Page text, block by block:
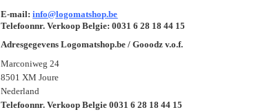
E-mail:info@logomatshop.be
Telefoonnr. Verkoop Belgie: 0031 6 28 18 44 15
Adresgegevens Logomatshop.be / Gooodz v.o.f.
Marconiweg 24
8501 XM Joure
Nederland
Telefoonnr. Verkoop Belgie 0031 6 28 18 44 15